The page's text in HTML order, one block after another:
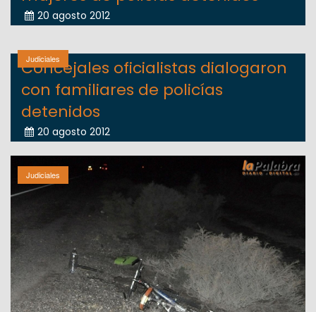
20 agosto 2012
Judiciales
Concejales oficialistas dialogaron
con familiares de policías
detenidos
20 agosto 2012
Judiciales